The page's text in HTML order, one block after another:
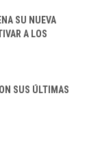
SU NUEVA
A LOS
SUS ÚLTIMAS